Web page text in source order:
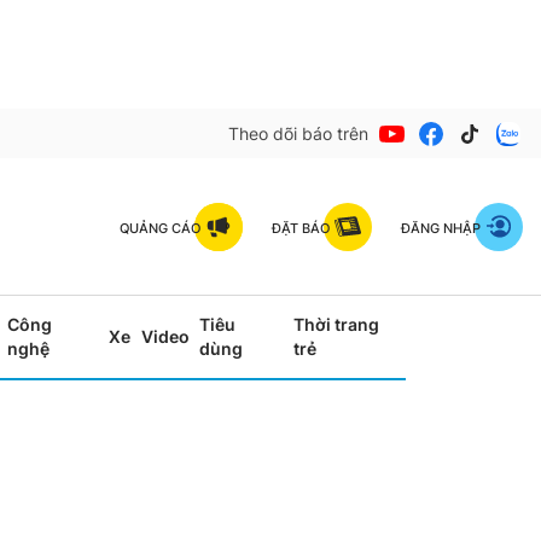
Theo dõi báo trên
QUẢNG CÁO ĐẶT BÁO ĐĂNG NHẬP
Công
nghệ
Xe Video
Tiêu
dùng
Thời trang
trẻ